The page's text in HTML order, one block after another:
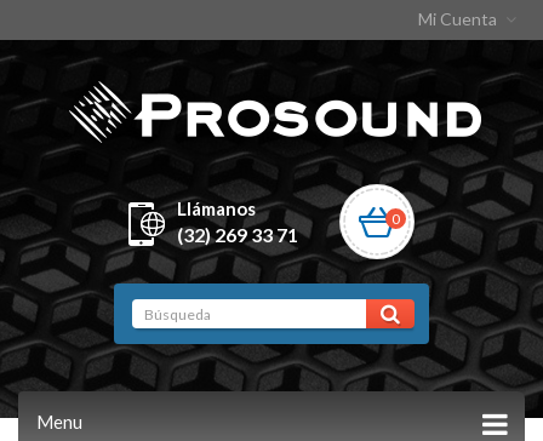
Mi Cuenta
Llámanos
(32) 269 33 71
0
Menu